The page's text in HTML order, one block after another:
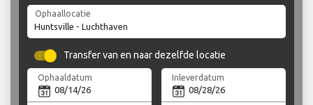
Ophaallocatie
Transfer van en naar dezelfde locatie
Ophaaldatum Inleverdatum